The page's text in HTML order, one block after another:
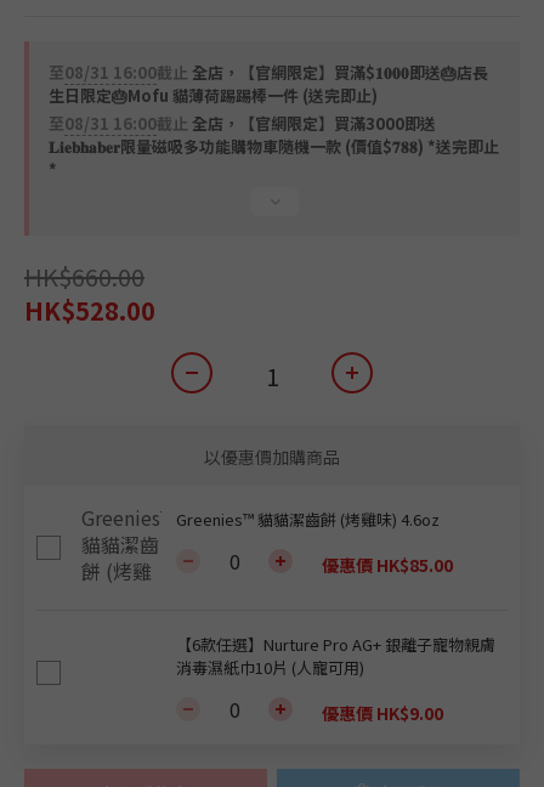
至08/31 16:00截止 全店，【官網限定】買滿$𝟏𝟎𝟎𝟎即送🎂店長
生日限定🎂Mofu 貓薄荷踢踢棒一件 (送完即止)
至08/31 16:00截止 全店，【官網限定】買滿3000即送
𝐋𝐢𝐞𝐛𝐡𝐚𝐛𝐞𝐫限量磁吸多功能購物車隨機一款 (價值$𝟕𝟖𝟖) *送完即止
*
HK$660.00
HK$528.00
以優惠價加購商品
Greenies™ 貓貓潔齒餅 (烤雞味) 4.6oz
優惠價 HK$85.00
【6款任選】Nurture Pro AG+ 銀離子寵物親膚
消毒濕紙巾10片 (人寵可用)
優惠價 HK$9.00